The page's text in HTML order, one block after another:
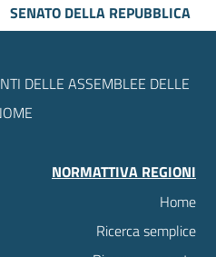
SENATO DELLA REPUBBLICA
DELLE ASSEMBLEE DELLE
NORMATTIVA REGIONI
Home
Ricerca semplice